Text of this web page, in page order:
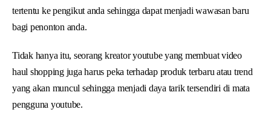
tertentu ke pengikut anda sehingga dapat menjadi wawasan baru
bagi penonton anda.
Tidak hanya itu, seorang kreator youtube yang membuat video
haul shopping juga harus peka terhadap produk terbaru atau trend
yang akan muncul sehingga menjadi daya tarik tersendiri di mata
pengguna youtube.